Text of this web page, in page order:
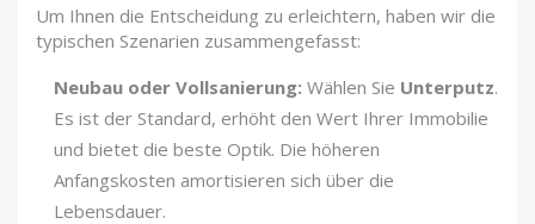
Um Ihnen die Entscheidung zu erleichtern, haben wir die
typischen Szenarien zusammengefasst:
Neubau oder Vollsanierung: Wählen Sie Unterputz.
Es ist der Standard, erhöht den Wert Ihrer Immobilie
und bietet die beste Optik. Die höheren
Anfangskosten amortisieren sich über die
Lebensdauer.